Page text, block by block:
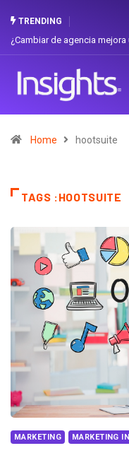
TRENDING
de agencia mejora una
Home hootsuite
TAGS :HOOTSUITE
MARKETING MARKETING